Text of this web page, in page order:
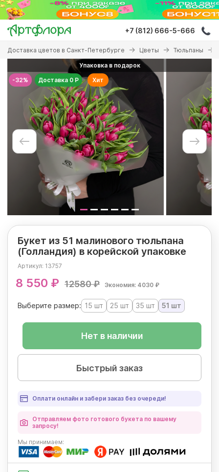
Перейти
основному
содержанию
+7 (812) 666-5-666
Вы
здесь
Доставка цветов в Санкт-Петербурге Цветы Тюльпаны
-32%
Упаковка в подарок
Доставка 0 Р
Хит
Букет из 51 малинового тюльпана
(Голландия) в корейской упаковке
Артикул: 13757
8 550 ₽ 12580 ₽ Экономия: 4030 ₽
Выберите размер: 15 шт 25 шт 35 шт 51 шт
Нет в наличии
Быстрый заказ
Оплати онлайн и забери заказ без очереди!
Отправляем фото готового букета по вашему
запросу!
Мы принимаем: